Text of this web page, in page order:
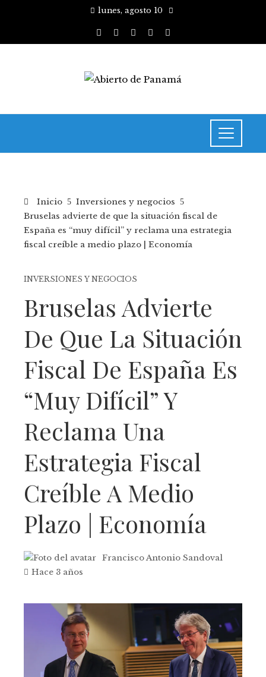
lunes, agosto 10
Inicio
Inversiones y negocios
Bruselas advierte de que la situación fiscal de
España es “muy difícil” y reclama una estrategia
fiscal creíble a medio plazo | Economía
INVERSIONES Y NEGOCIOS
Bruselas Advierte
De Que La Situación
Fiscal De España Es
“muy Difícil” Y
Reclama Una
Estrategia Fiscal
Creíble A Medio
Plazo | Economía
Francisco Antonio Sandoval
Hace 3 años